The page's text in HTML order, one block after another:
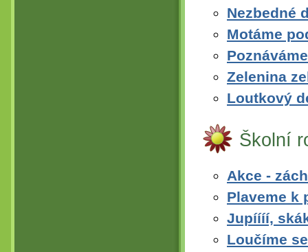
Nezbedné
Motáme
Zelenina
Loutkový
Školní
Akce -
Plaveme k
Jupíííí,
Loučíme